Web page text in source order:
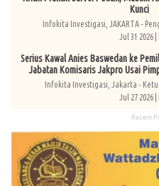
Kunci
Infokita Investigasi, JAKARTA -
Jul 31 2026 |
Serius Kawal Anies Baswedan ke
Jabatan Komisaris Jakpro Usai
Infokita Investigasi, Jakarta -
Jul 27 2026 |
Recent